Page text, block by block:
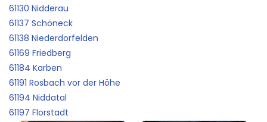
61130 Nidderau
61137 Schöneck
61138 Niederdorfelden
61169 Friedberg
61184 Karben
61191 Rosbach vor der Höhe
61194 Niddatal
61197 Florstadt